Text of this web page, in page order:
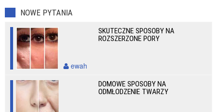
NOWE PYTANIA
SKUTECZNE SPOSOBY NA
ROZSZERZONE PORY
ewah
DOMOWE SPOSOBY NA
ODMŁODZENIE TWARZY